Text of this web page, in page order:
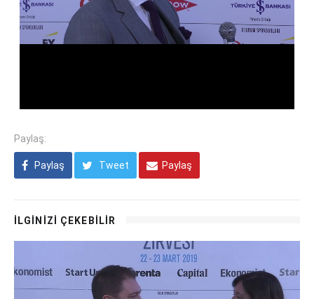
Paylaş:
Paylaş Tweet Paylaş
İLGİNİZİ ÇEKEBİLİR